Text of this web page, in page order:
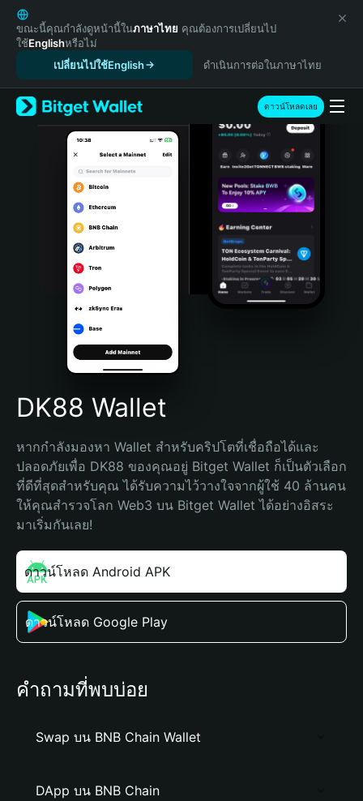
English
日本語
Tiếng Việt
Español (Latinoamérica)
Türkçe
Italiano
Português (Portugal)
Bahasa Indonesia
Português (Brasil)
Español (Argentina)
ขณะนี้คุณกำลังดูหน้านี้ในภาษาไทย คุณต้องการเปลี่ยนไป
ใช้Englishหรือไม่
เปลี่ยนไปใช้English
ดำเนินการต่อในภาษาไทย
ดาวน์โหลดเลย
DK88 Wallet
หากกำลังมองหา Wallet สำหรับคริปโตที่เชื่อถือได้และ
ปลอดภัยเพื่อ DK88 ของคุณอยู่ Bitget Wallet ก็เป็นตัวเลือก
ที่ดีที่สุดสำหรับคุณ ได้รับความไว้วางใจจากผู้ใช้ 40 ล้านคน
ให้คุณสำรวจโลก Web3 บน Bitget Wallet ได้อย่างอิสระ
มาเริ่มกันเลย!
ดาวน์โหลด Android APK
ดาวน์โหลด Google Play
คำถามที่พบบ่อย
Swap บน BNB Chain Wallet
DApp บน BNB Chain